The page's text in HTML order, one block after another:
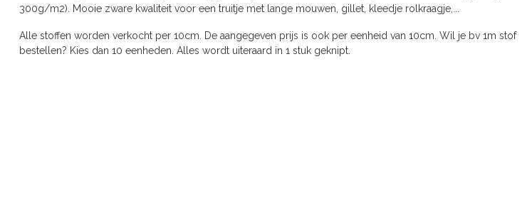
300g/m2). Mooie zware kwaliteit voor een truitje met lange mouwen, gillet, kleedje rolkraagje,...
Alle stoffen worden verkocht per 10cm. De aangegeven prijs is ook per eenheid van 10cm. Wil je bv 1m stof
bestellen? Kies dan 10 eenheden. Alles wordt uiteraard in 1 stuk geknipt.